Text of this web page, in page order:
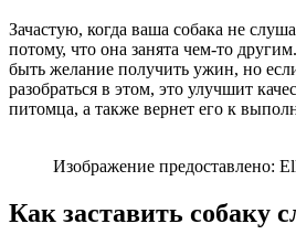
Зачастую, когда ваша собака не
потому, что она занята чем-то
быть желание получить ужин, но
разобраться в этом, это улучшит
питомца, а также вернет его к
Изображение предоставлено:
Как заставить собаку